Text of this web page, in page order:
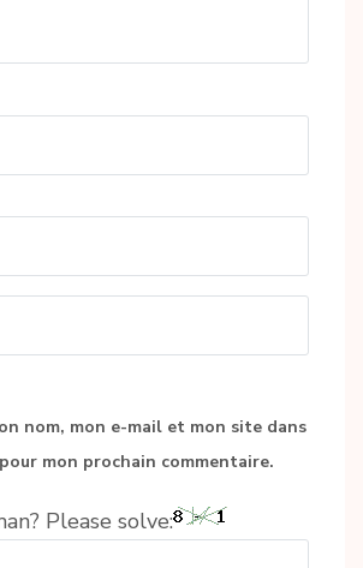
nom, mon e-mail et mon site dans
mon prochain commentaire.
Please solve: